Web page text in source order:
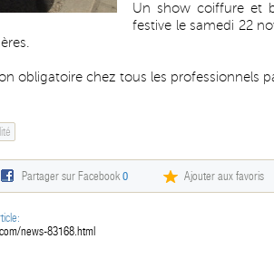
Un show coiffure et
festive le samedi 22
obligatoire chez tous les professionnels
Partager sur Facebook0 Ajouter aux favoris
news-83168.html